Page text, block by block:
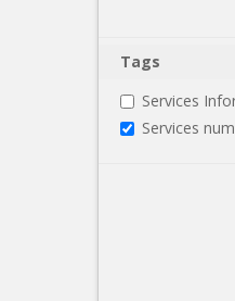
Tags
Services
Services